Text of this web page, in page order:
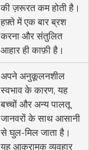
की ज़रूरत कम होती है।
हफ़्ते में एक बार ब्रश
करना और संतुलित
आहार ही काफ़ी है।
अपने अनुकूलनशील
स्वभाव के कारण, यह
बच्चों और अन्य पालतू
जानवरों के साथ आसानी
से घुल-मिल जाता है।
यह आक्रामक व्यवहार